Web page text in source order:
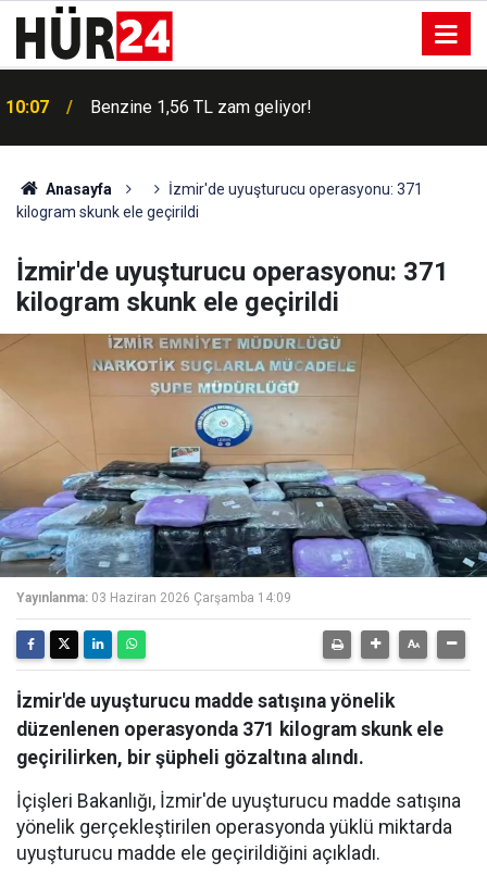
10:07 Benzine 1,56 TL zam geliyor!
Anasayfa
İzmir'de uyuşturucu operasyonu: 371
kilogram skunk ele geçirildi
İzmir'de uyuşturucu operasyonu: 371
kilogram skunk ele geçirildi
Yayınlanma: 03 Haziran 2026 Çarşamba 14:09
İzmir'de uyuşturucu madde satışına yönelik
düzenlenen operasyonda 371 kilogram skunk ele
geçirilirken, bir şüpheli gözaltına alındı.
İçişleri Bakanlığı, İzmir'de uyuşturucu madde satışına
yönelik gerçekleştirilen operasyonda yüklü miktarda
uyuşturucu madde ele geçirildiğini açıkladı.